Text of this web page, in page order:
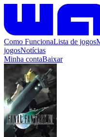
Como FuncionaLista de jogos
jogosNotícias
Minha contaBaixar